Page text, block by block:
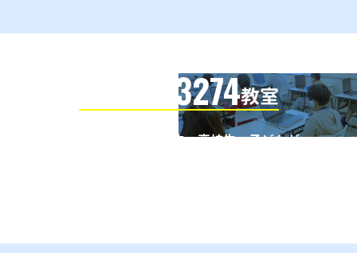
3274教室
全国の小学生・中学生・高校生・子どもが